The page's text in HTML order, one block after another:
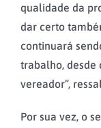
qualidade da
dar certo
continuará
trabalho, desde
vereador”,
Por sua vez, o